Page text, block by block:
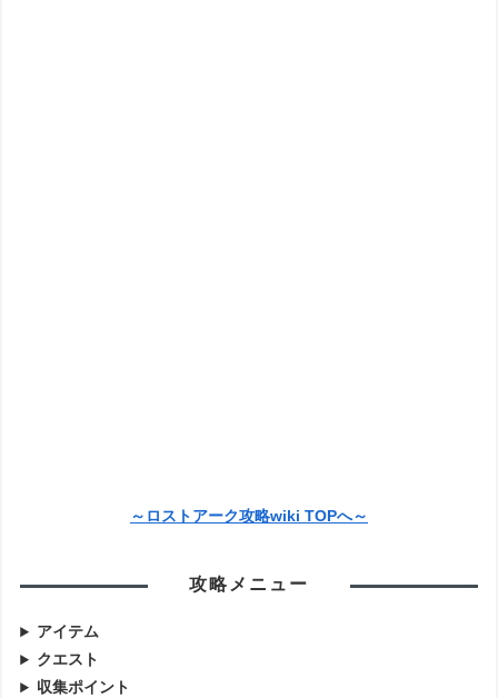
～ロストアーク攻略wiki TOPへ～
攻略メニュー
アイテム
クエスト
収集ポイント